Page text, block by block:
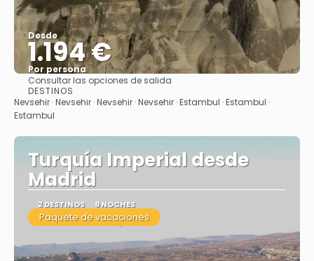
Desde
1.194 €
Por persona
Ver
Consultar las opciones de salida
DESTINOS
Nevsehir · Nevsehir · Nevsehir · Nevsehir · Estambul · Estambul ·
Estambul
Turquía Imperial desde
Madrid
2 DESTINOS 9 NOCHES
Paquete de vacaciones